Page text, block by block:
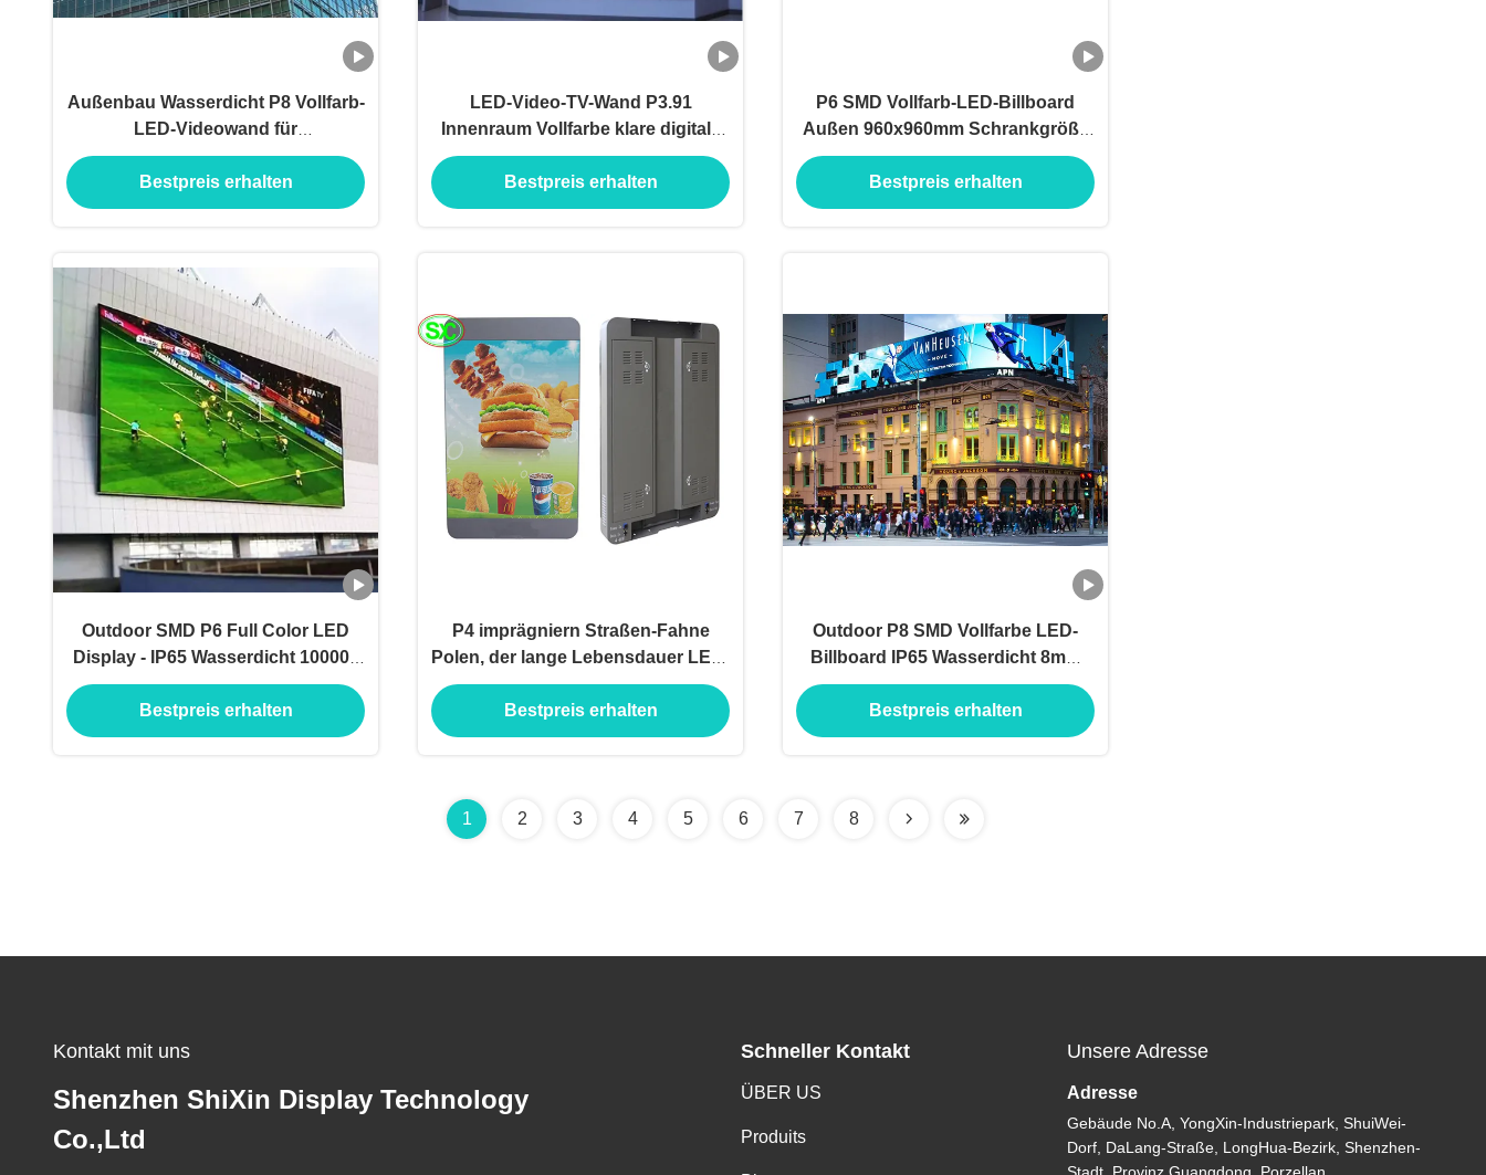
Außenbau Wasserdicht P8 Vollfarb-
LED-Videowand für
Einkaufszentren
Bestpreis erhalten
LED-Video-TV-Wand P3.91
Innenraum Vollfarbe klare digitale
Beschilderung Displays P2.5 4K-
LED-Panels
Bestpreis erhalten
P6 SMD Vollfarb-LED-Billboard
Außen 960x960mm Schrankgröße
IP65 wasserdicht
Bestpreis erhalten
Outdoor SMD P6 Full Color LED
Display - IP65 Wasserdicht 100000
Stunden Lebensdauer
Bestpreis erhalten
P4 imprägniern Straßen-Fahne
Polen, der lange Lebensdauer LED-
Schirm-3G 4G WIFI annonciert
Bestpreis erhalten
Outdoor P8 SMD Vollfarbe LED-
Billboard IP65 Wasserdicht 8mm
Tonhöhe
Bestpreis erhalten
1 2 3 4 5 6 7 8
Kontakt mit uns
Shenzhen ShiXin Display Technology
Co.,Ltd
Schneller Kontakt
ÜBER US
Produits
Unsere Adresse
Adresse
Gebäude No.A, YongXin-Industriepark, ShuiWei-
Dorf, DaLang-Straße, LongHua-Bezirk, Shenzhen-